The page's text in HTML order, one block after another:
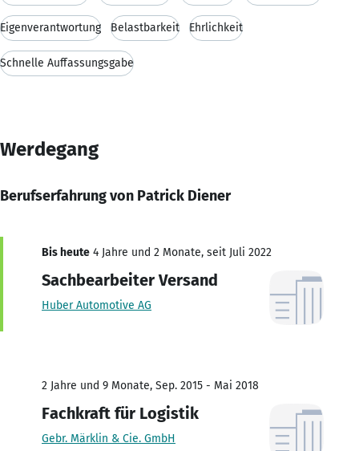
Eigenverantwortung Belastbarkeit Ehrlichkeit
Schnelle Auffassungsgabe
Werdegang
Berufserfahrung von Patrick Diener
Bis heute 4 Jahre und 2 Monate, seit Juli 2022
Sachbearbeiter Versand
Huber Automotive AG
2 Jahre und 9 Monate, Sep. 2015 - Mai 2018
Fachkraft für Logistik
Gebr. Märklin & Cie. GmbH